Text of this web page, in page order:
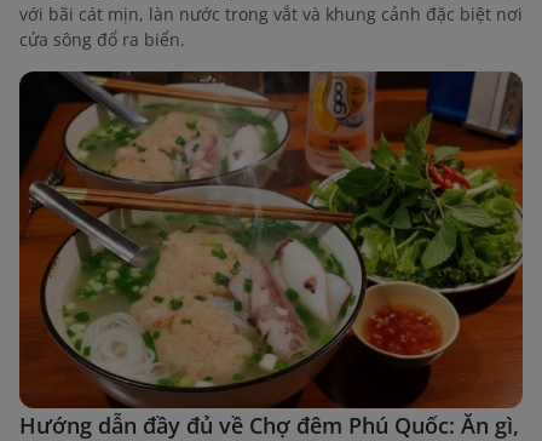
với bãi cát mịn, làn nước trong vắt và khung cảnh đặc biệt nơi
cửa sông đổ ra biển.
Hướng dẫn đầy đủ về Chợ đêm Phú Quốc: Ăn gì,